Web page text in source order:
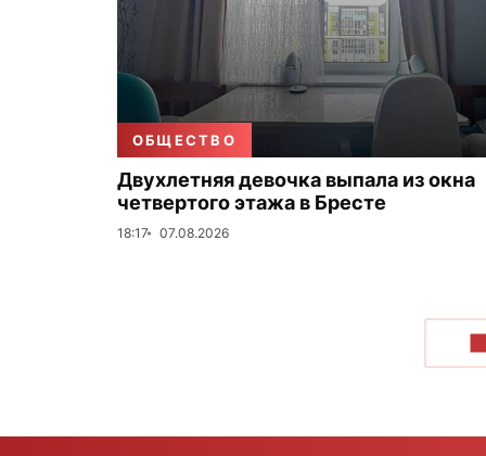
ОБЩЕСТВО
Двухлетняя девочка выпала из окна
четвертого этажа в Бресте
18:17 07.08.2026